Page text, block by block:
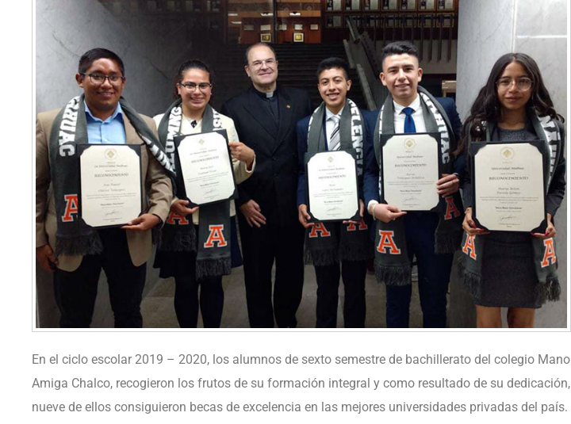
En el ciclo escolar 2019 – 2020, los alumnos de sexto semestre de bachillerato del colegio Mano
Amiga Chalco, recogieron los frutos de su formación integral y como resultado de su dedicación,
nueve de ellos consiguieron becas de excelencia en las mejores universidades privadas del país.